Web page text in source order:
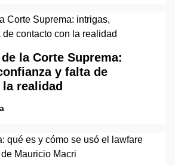
la Corte Suprema:
y falta de
realidad